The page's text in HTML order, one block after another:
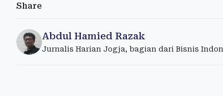
Share
Abdul Hamied Razak
Jurnalis Harian Jogja, bagian dari Bisnis